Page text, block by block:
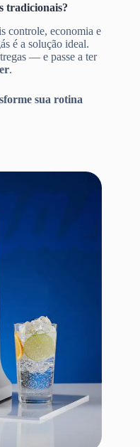
tradicionais?
controle, economia e
é a solução ideal.
— e passe a ter
.
sua rotina